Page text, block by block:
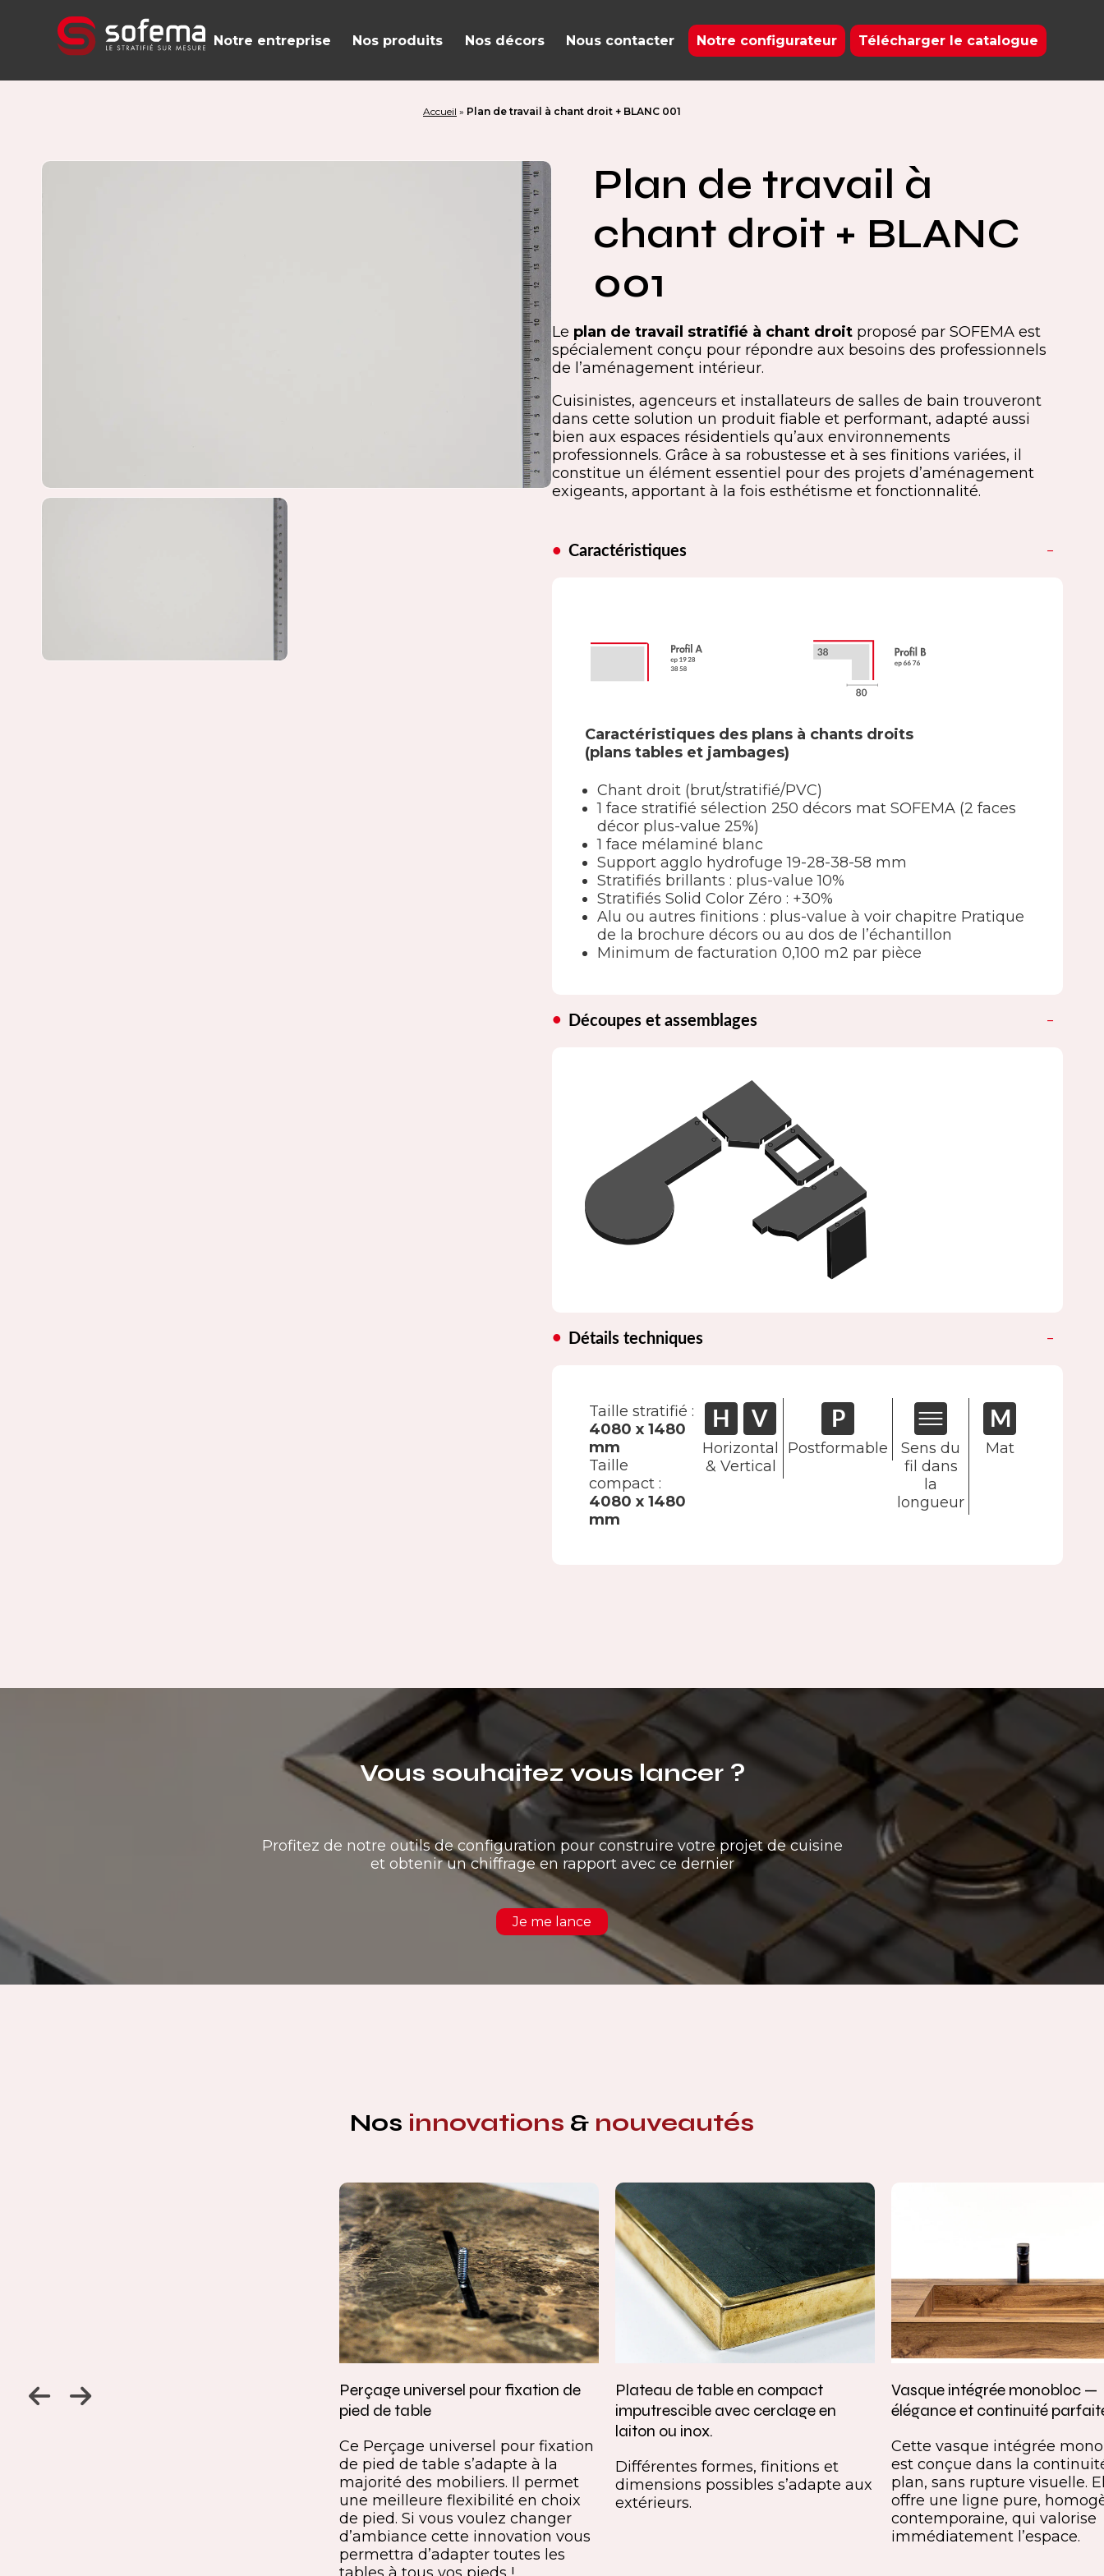
Notre entreprise Nos produits Nos décors Nous contacter Notre configurateur Télécharger le catalogue
Accueil » Plan de travail à chant droit + BLANC 001
Plan de travail à
chant droit + BLANC
001
Le plan de travail stratifié à chant droit proposé par SOFEMA est
spécialement conçu pour répondre aux besoins des professionnels
de l’aménagement intérieur.
Cuisinistes, agenceurs et installateurs de salles de bain trouveront
dans cette solution un produit fiable et performant, adapté aussi
bien aux espaces résidentiels qu’aux environnements
professionnels. Grâce à sa robustesse et à ses finitions variées, il
constitue un élément essentiel pour des projets d’aménagement
exigeants, apportant à la fois esthétisme et fonctionnalité.
Caractéristiques
Caractéristiques des plans à chants droits
(plans tables et jambages)
Chant droit (brut/stratifié/PVC)
1 face stratifié sélection 250 décors mat SOFEMA (2 faces
décor plus-value 25%)
1 face mélaminé blanc
Support agglo hydrofuge 19-28-38-58 mm
Stratifiés brillants : plus-value 10%
Stratifiés Solid Color Zéro : +30%
Alu ou autres finitions : plus-value à voir chapitre Pratique
de la brochure décors ou au dos de l’échantillon
Minimum de facturation 0,100 m2 par pièce
Découpes et assemblages
Détails techniques
Taille stratifié :
4080 x 1480
mm
Taille
compact :
4080 x 1480
mm
Horizontal
& Vertical
Postformable
Sens du
fil dans
la
longueur
Mat
Vous souhaitez vous lancer ?
Profitez de notre outils de configuration pour construire votre projet de cuisine
et obtenir un chiffrage en rapport avec ce dernier
Je me lance
Nos innovations & nouveautés
Jambage à 45
Perçage universel pour fixation de
pied de table
Ce Perçage universel pour fixation
de pied de table s’adapte à la
majorité des mobiliers. Il permet
une meilleure flexibilité en choix
de pied. Si vous voulez changer
d’ambiance cette innovation vous
permettra d’adapter toutes les
Plateau de table en compact
imputrescible avec cerclage en
laiton ou inox.
Différentes formes, finitions et
dimensions possibles s’adapte aux
extérieurs.
Vasque intégrée monobloc —
élégance et continuité
Cette vasque intégrée
est conçue dans la
plan, sans rupture visuelle.
offre une ligne pure,
contemporaine, qui valorise
immédiatement l’espace.